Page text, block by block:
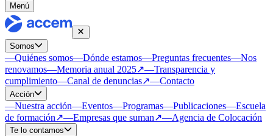
Menú
Somos
—Quiénes somos—Dónde estamos—Preguntas frecuentes—Nos
renovamos—Memoria anual 2025↗—Transparencia y
cumplimiento—Canal de denuncias↗—Contacto
Acción
—Nuestra acción—Eventos—Programas—Publicaciones—Escuela
de formación↗—Empresas que suman↗—Agencia de Colocación
Te lo contamos